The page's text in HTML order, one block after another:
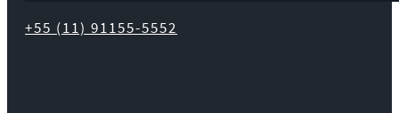
+55 (11) 91155-5552